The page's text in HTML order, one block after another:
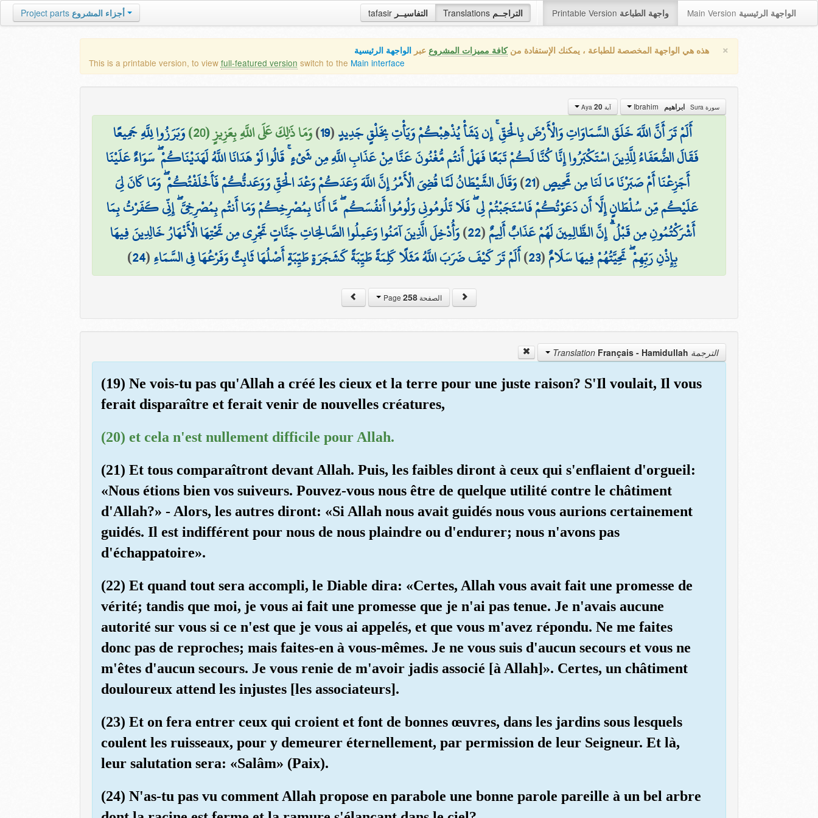
tafasir التفاسيــر Translations التراجــم Printable Version واجهة الطباعة Main Version الواجهة الرئيسية Project parts أجزاء المشروع
× هذه هي الواجهة المخصصة للطباعة ، يمكنك الإستفادة منكافة مميزات المشروع عبر الواجهة الرئيسية
This is a printable version, to view full-featured version switch to the Main interface
سورة Sura ابراهيم آية Aya 20
أَلَمْ تَرَ أَنَّ اللَّهَ خَلَقَ السَّمَاوَاتِ وَالْأَرْضَ بِالْحَقِّ ۚ إِن يَشَأْ يُذْهِبْكُمْ وَيَأْتِ بِخَلْقٍ جَدِيدٍ(
19
)وَمَا ذَٰلِكَ عَلَى اللَّهِ بِعَزِيزٍ (20)
وَبَرَزُوا لِلَّهِ جَمِيعًا
فَقَالَ الضُّعَفَاءُ لِلَّذِينَ اسْتَكْبَرُوا إِنَّا كُنَّا لَكُمْ تَبَعًا فَهَلْ أَنتُم مُّغْنُونَ عَنَّا مِنْ عَذَابِ اللَّهِ مِن شَيْءٍ ۚ قَالُوا لَوْ هَدَانَا اللَّهُ لَهَدَيْنَاكُمْ ۖ سَوَاءٌ عَلَيْنَا
أَجَزِعْنَا أَمْ صَبَرْنَا مَا لَنَا مِن مَّحِيصٍ(
21
)وَقَالَ الشَّيْطَانُ لَمَّا قُضِيَ الْأَمْرُ إِنَّ اللَّهَ وَعَدَكُمْ وَعْدَ الْحَقِّ وَوَعَدتُّكُمْ فَأَخْلَفْتُكُمْ ۖ وَمَا كَانَ لِيَ
عَلَيْكُم مِّن سُلْطَانٍ إِلَّا أَن دَعَوْتُكُمْ فَاسْتَجَبْتُمْ لِي ۖ فَلَا تَلُومُونِي وَلُومُوا أَنفُسَكُم ۖ مَّا أَنَا بِمُصْرِخِكُمْ وَمَا أَنتُم بِمُصْرِخِيَّ ۖ إِنِّي كَفَرْتُ بِمَا
أَشْرَكْتُمُونِ مِن قَبْلُ ۗ إِنَّ الظَّالِمِينَ لَهُمْ عَذَابٌ أَلِيمٌ(
22
)وَأُدْخِلَ الَّذِينَ آمَنُوا وَعَمِلُوا الصَّالِحَاتِ جَنَّاتٍ تَجْرِي مِن تَحْتِهَا الْأَنْهَارُ خَالِدِينَ فِيهَا
بِإِذْنِ رَبِّهِمْ ۖ تَحِيَّتُهُمْ فِيهَا سَلَامٌ(
23
)أَلَمْ تَرَ كَيْفَ ضَرَبَ اللَّهُ مَثَلًا كَلِمَةً طَيِّبَةً كَشَجَرَةٍ طَيِّبَةٍ أَصْلُهَا ثَابِتٌ وَفَرْعُهَا فِي السَّمَاءِ(
24
)
الصفحة Page258
الترجمة Translation Français - Hamidullah
(19) Ne vois-tu pas qu'Allah a créé les cieux et la terre pour une juste raison? S'Il voulait, Il vous
ferait disparaître et ferait venir de nouvelles créatures,
(20) et cela n'est nullement difficile pour Allah.
(21) Et tous comparaîtront devant Allah. Puis, les faibles diront à ceux qui s'enflaient d'orgueil:
«Nous étions bien vos suiveurs. Pouvez-vous nous être de quelque utilité contre le châtiment
d'Allah?» - Alors, les autres diront: «Si Allah nous avait guidés nous vous aurions certainement
guidés. Il est indifférent pour nous de nous plaindre ou d'endurer; nous n'avons pas
d'échappatoire».
(22) Et quand tout sera accompli, le Diable dira: «Certes, Allah vous avait fait une promesse de
vérité; tandis que moi, je vous ai fait une promesse que je n'ai pas tenue. Je n'avais aucune
autorité sur vous si ce n'est que je vous ai appelés, et que vous m'avez répondu. Ne me faites
donc pas de reproches; mais faites-en à vous-mêmes. Je ne vous suis d'aucun secours et vous ne
m'êtes d'aucun secours. Je vous renie de m'avoir jadis associé [à Allah]». Certes, un châtiment
douloureux attend les injustes [les associateurs].
(23) Et on fera entrer ceux qui croient et font de bonnes œuvres, dans les jardins sous lesquels
coulent les ruisseaux, pour y demeurer éternellement, par permission de leur Seigneur. Et là,
leur salutation sera: «Salâm» (Paix).
(24) N'as-tu pas vu comment Allah propose en parabole une bonne parole pareille à un bel arbre